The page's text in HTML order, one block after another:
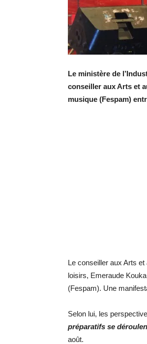
Le ministère de
conseiller aux Arts et
musique (Fespam)
Le conseiller aux Arts
loisirs, Emeraude
(Fespam). Une
Selon lui, les
préparatifs se
août.